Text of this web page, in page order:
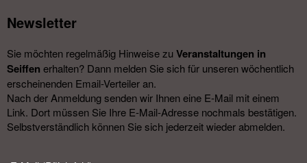
Newsletter​
Sie möchten regelmäßig Hinweise zu Veranstal­tungen in
Seiffen erhalten? Dann melden Sie sich für unseren wöchentlich
erscheinenden Email-Verteiler an.
Nach der Anmeldung senden wir Ihnen eine E-Mail mit einem
Link. Dort müssen Sie Ihre E-Mail-Adresse nochmals bestätigen.
Selbstverständlich können Sie sich jederzeit wieder abmelden.​